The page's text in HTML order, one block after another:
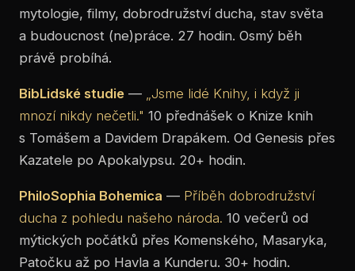
mytologie, filmy, dobrodružství ducha, stav světa
a budoucnost (ne)práce. 27 hodin. Osmý běh
právě probíhá.
BibLidské studie — „Jsme lidé Knihy, i když ji
mnozí nikdy nečetli." 10 přednášek o Knize knih
s Tomášem a Davidem Drapákem. Od Genesis přes
Kazatele po Apokalypsu. 20+ hodin.
PhiloSophia Bohemica — Příběh dobrodružství
ducha z pohledu našeho národa. 10 večerů od
mýtických počátků přes Komenského, Masaryka,
Patočku až po Havla a Kunderu. 30+ hodin.